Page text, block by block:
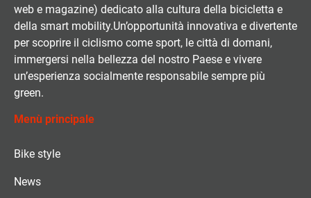
web e magazine) dedicato alla cultura della bicicletta e
della smart mobility.Un’opportunità innovativa e divertente
per scoprire il ciclismo come sport, le città di domani,
immergersi nella bellezza del nostro Paese e vivere
un’esperienza socialmente responsabile sempre più
green.
Menù principale
Bike style
News